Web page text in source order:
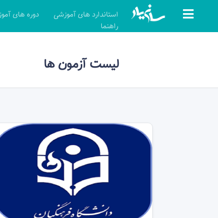
استاندارد های آموزشی
دوره های
راهنما
لیست آزمون ها